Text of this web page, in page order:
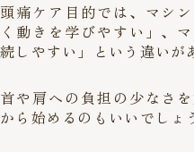
頭痛ケア目的では、マシ
く動きを学びやすい」、
続しやすい」という違いが
首や肩への負担の少なさ
から始めるのもいいでしょ